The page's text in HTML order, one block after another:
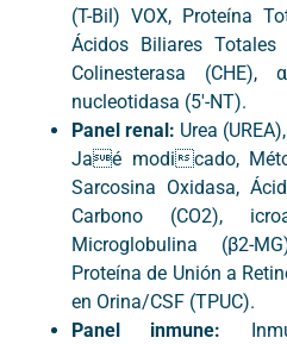
(T-Bil) VOX, Proteína
Ácidos Biliares Totales
Colinesterasa (CHE),
nucleotidasa (5′-NT).
Panel renal: Urea
Jaé modicado,
Sarcosina Oxidasa,
Carbono (CO2),
Microglobulina (β2-
Proteína de Unión a
en Orina/CSF (TPUC).
Panel inmune: